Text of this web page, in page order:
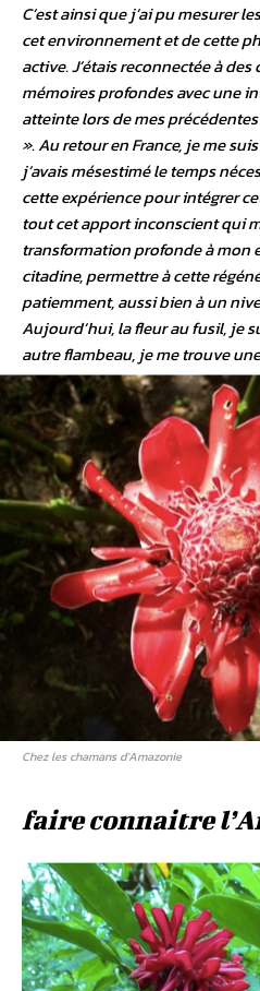
C’est ainsi que j’ai pu mesurer
cet environnement et de cette
active. J’étais reconnectée à
mémoires profondes avec une
atteinte lors de mes
». Au retour en France, je me
j’avais mésestimé le temps
cette expérience pour intégrer
tout cet apport inconscient qui
transformation profonde à mon
citadine, permettre à cette
patiemment, aussi bien à un
Aujourd’hui, la fleur au fusil, je
autre flambeau, je me trouve
Chez les chamans d’Amazonie
faire connaitre